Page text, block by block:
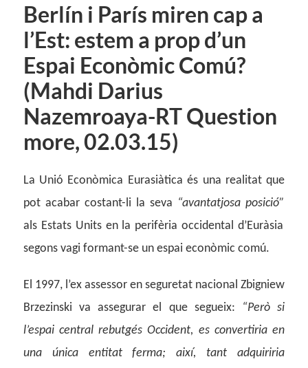
Berlín i París miren cap a
l’Est: estem a prop d’un
Espai Econòmic Comú?
(Mahdi Darius
Nazemroaya-RT Question
more, 02.03.15)
La Unió Econòmica Eurasiàtica és una realitat que
pot acabar costant-li la seva “avantatjosa posició”
als Estats Units en la perifèria occidental d’Euràsia
segons vagi formant-se un espai econòmic comú.
El 1997, l’ex assessor en seguretat nacional Zbigniew
Brzezinski va assegurar el que segueix: “Però si
l’espai central rebutgés Occident, es convertiria en
una única entitat ferma; així, tant adquiriria